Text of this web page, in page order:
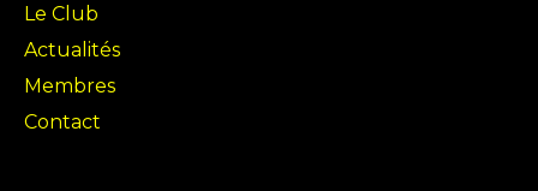
Le Club
Actualités
Membres
Contact